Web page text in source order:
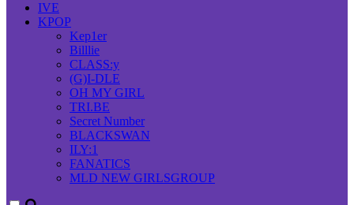
IVE
KPOP
Kep1er
Billlie
CLASS:y
(G)I-DLE
OH MY GIRL
TRI.BE
Secret Number
BLACKSWAN
ILY:1
FANATICS
MLD NEW GIRLSGROUP